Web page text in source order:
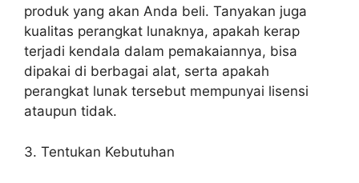
produk yang akan Anda beli. Tanyakan juga
kualitas perangkat lunaknya, apakah kerap
terjadi kendala dalam pemakaiannya, bisa
dipakai di berbagai alat, serta apakah
perangkat lunak tersebut mempunyai lisensi
ataupun tidak.
3. Tentukan Kebutuhan